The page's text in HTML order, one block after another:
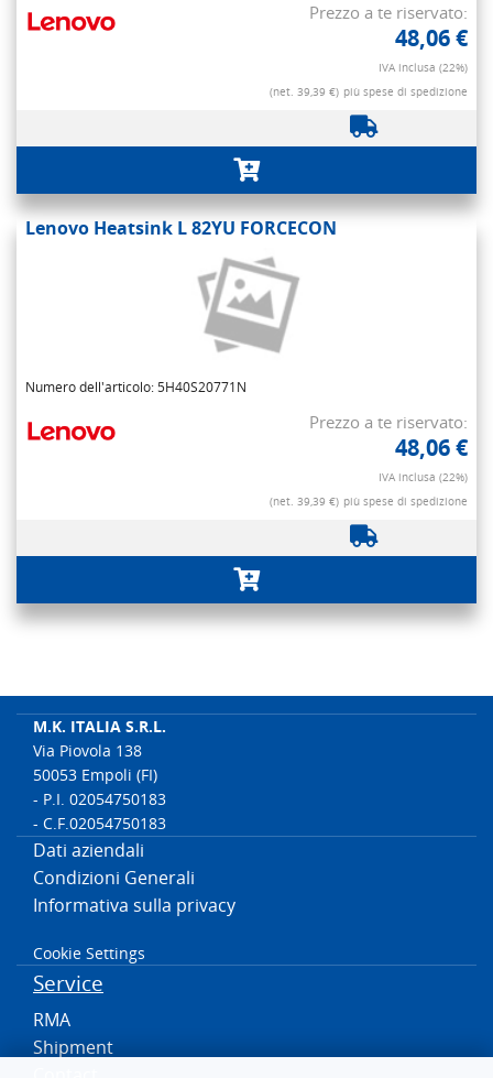
Prezzo a te riservato:
48,06 €
IVA inclusa (22%)
(net. 39,39 €) più spese di spedizione
Lenovo Heatsink L 82YU FORCECON
Numero dell'articolo: 5H40S20771N
Prezzo a te riservato:
48,06 €
IVA inclusa (22%)
(net. 39,39 €) più spese di spedizione
M.K. ITALIA S.R.L.
Via Piovola 138
50053 Empoli (FI)
- P.I. 02054750183
- C.F.02054750183
Dati aziendali
Condizioni Generali
Informativa sulla privacy
Cookie Settings
Service
RMA
Shipment